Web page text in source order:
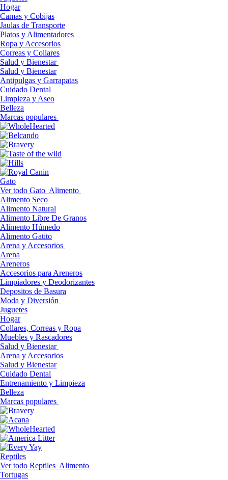
Hogar
Camas y Cobijas
Jaulas de Transporte
Platos y Alimentadores
Ropa y Accesorios
Correas y Collares
Salud y Bienestar
Salud y Bienestar
Antipulgas y Garrapatas
Cuidado Dental
Limpieza y Aseo
Belleza
Marcas populares
Gato
Ver todo Gato Alimento
Alimento Seco
Alimento Natural
Alimento Libre De Granos
Alimento Húmedo
Alimento Gatito
Arena y Accesorios
Arena
Areneros
Accesorios para Areneros
Limpiadores y Deodorizantes
Depositos de Basura
Moda y Diversión
Juguetes
Hogar
Collares, Correas y Ropa
Muebles y Rascadores
Salud y Bienestar
Arena y Accesorios
Salud y Bienestar
Cuidado Dental
Entrenamiento y Limpieza
Belleza
Marcas populares
Reptiles
Ver todo Reptiles Alimento
Tortugas